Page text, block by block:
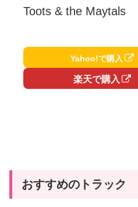
Toots & the Maytals
Yahoo!で購入
楽天で購入
おすすめのトラック